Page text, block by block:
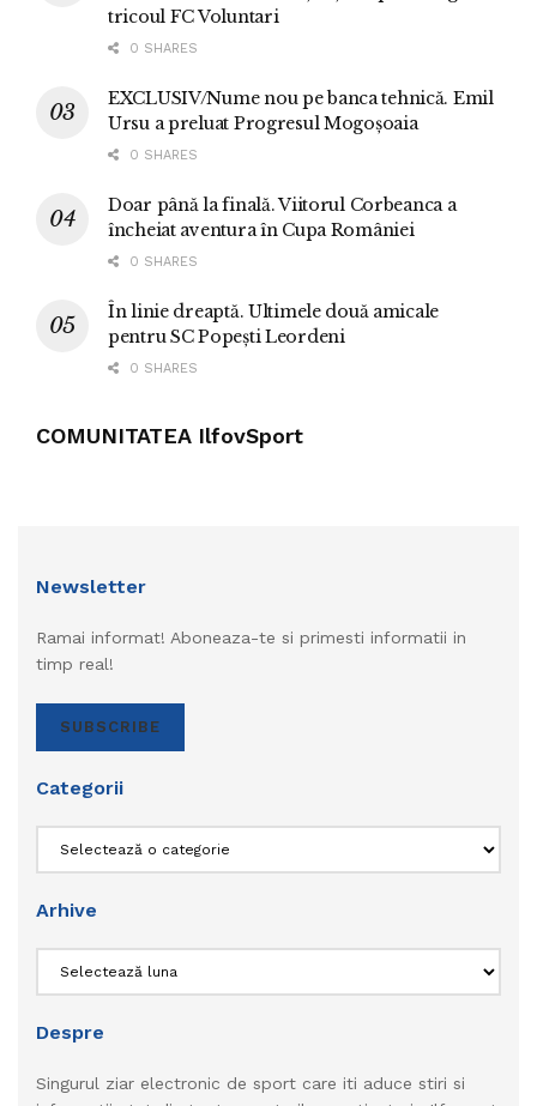
tricoul FC Voluntari
0 SHARES
EXCLUSIV/Nume nou pe banca tehnică. Emil
Ursu a preluat Progresul Mogoșoaia
0 SHARES
Doar până la finală. Viitorul Corbeanca a
încheiat aventura în Cupa României
0 SHARES
În linie dreaptă. Ultimele două amicale
pentru SC Popești Leordeni
0 SHARES
COMUNITATEA IlfovSport
Newsletter
Ramai informat! Aboneaza-te si primesti informatii in
timp real!
SUBSCRIBE
Categorii
Arhive
Despre
Singurul ziar electronic de sport care iti aduce stiri si